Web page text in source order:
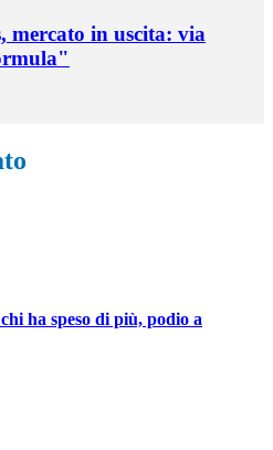
mercato in uscita: via
ha speso di più, podio a